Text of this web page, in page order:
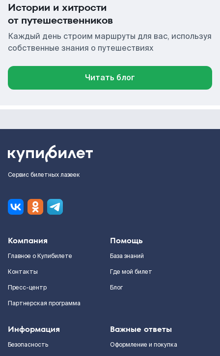
Истории и хитрости
от путешественников
Каждый день строим маршруты для вас, используя
собственные знания о путешествиях
Читать блог
Сервис билетных лазеек
Компания
Главное о Купибилете
Контакты
Пресс-центр
Партнерская программа
Помощь
База знаний
Где мой билет
Блог
Информация
Безопасность
Важные ответы
Оформление и покупка